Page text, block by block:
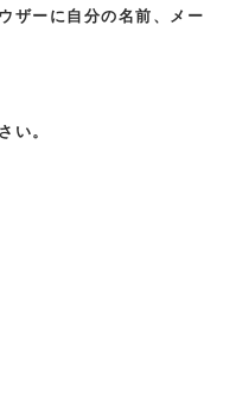
ザーに自分の名前、メー
い。